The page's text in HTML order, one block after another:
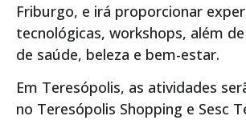
Friburgo, e irá proporcionar
tecnológicas, workshops, além
de saúde, beleza e bem-estar.
Em Teresópolis, as atividades
no Teresópolis Shopping e Sesc